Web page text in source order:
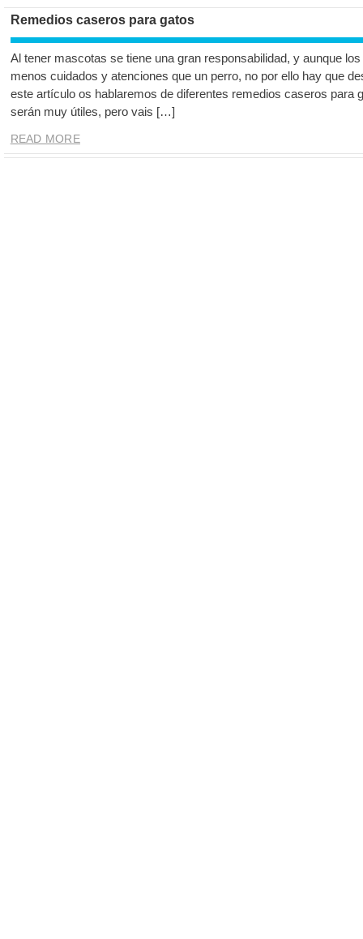
Remedios caseros para gatos
Al tener mascotas se tiene una gran responsabilidad, y aunque
menos cuidados y atenciones que un perro, no por ello hay que
este artículo os hablaremos de diferentes remedios caseros para
serán muy útiles, pero vais […]
READ MORE